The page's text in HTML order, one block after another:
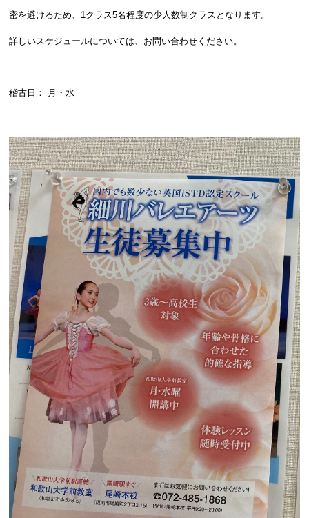
密を避けるため、1クラス5名程度の少人数制クラスとなります。
詳しいスケジュールについては、お問い合わせください。
稽古日： 月・水